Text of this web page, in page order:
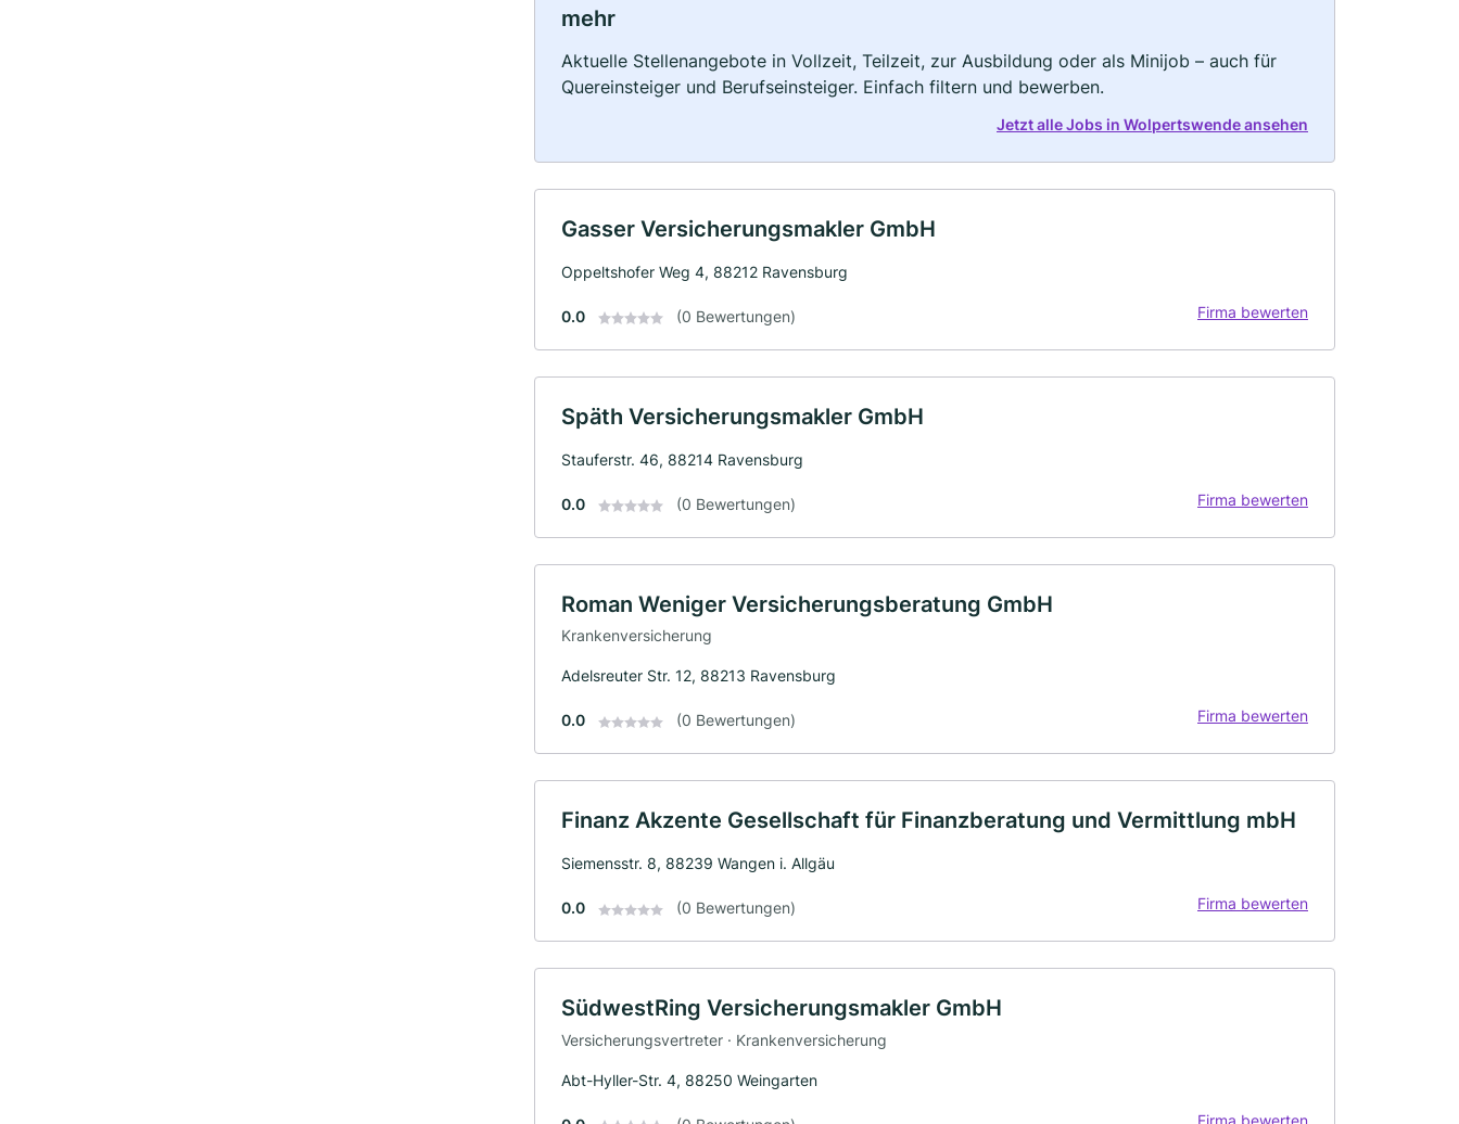
mehr
Aktuelle Stellenangebote in Vollzeit, Teilzeit, zur Ausbildung oder als Minijob – auch für
Quereinsteiger und Berufseinsteiger. Einfach filtern und bewerben.
Jetzt alle Jobs in Wolpertswende ansehen
Gasser Versicherungsmakler GmbH
Oppeltshofer Weg 4, 88212 Ravensburg
0.0 (0 Bewertungen) Firma bewerten
Späth Versicherungsmakler GmbH
Stauferstr. 46, 88214 Ravensburg
0.0 (0 Bewertungen) Firma bewerten
Roman Weniger Versicherungsberatung GmbH
Krankenversicherung
Adelsreuter Str. 12, 88213 Ravensburg
0.0 (0 Bewertungen) Firma bewerten
Finanz Akzente Gesellschaft für Finanzberatung und Vermittlung mbH
Siemensstr. 8, 88239 Wangen i. Allgäu
0.0 (0 Bewertungen) Firma bewerten
SüdwestRing Versicherungsmakler GmbH
Versicherungsvertreter · Krankenversicherung
Abt-Hyller-Str. 4, 88250 Weingarten
Firma bewerten